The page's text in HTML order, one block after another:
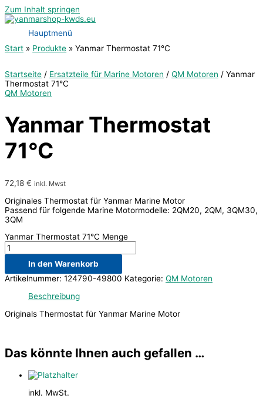
Zum Inhalt springen
Hauptmenü
Start
Produkte Yanmar Thermostat 71°C
Startseite / Ersatzteile für Marine Motoren / QM Motoren / Yanmar
Thermostat 71°C
QM Motoren
Yanmar Thermostat
71°C
72,18 € inkl. Mwst
Originales Thermostat für Yanmar Marine Motor
Passend für folgende Marine Motormodelle: 2QM20, 2QM, 3QM30,
3QM
Yanmar Thermostat 71°C Menge
In den Warenkorb
Artikelnummer: 124790-49800 Kategorie: QM Motoren
Beschreibung
Originals Thermostat für Yanmar Marine Motor
Das könnte Ihnen auch gefallen …
inkl. MwSt.